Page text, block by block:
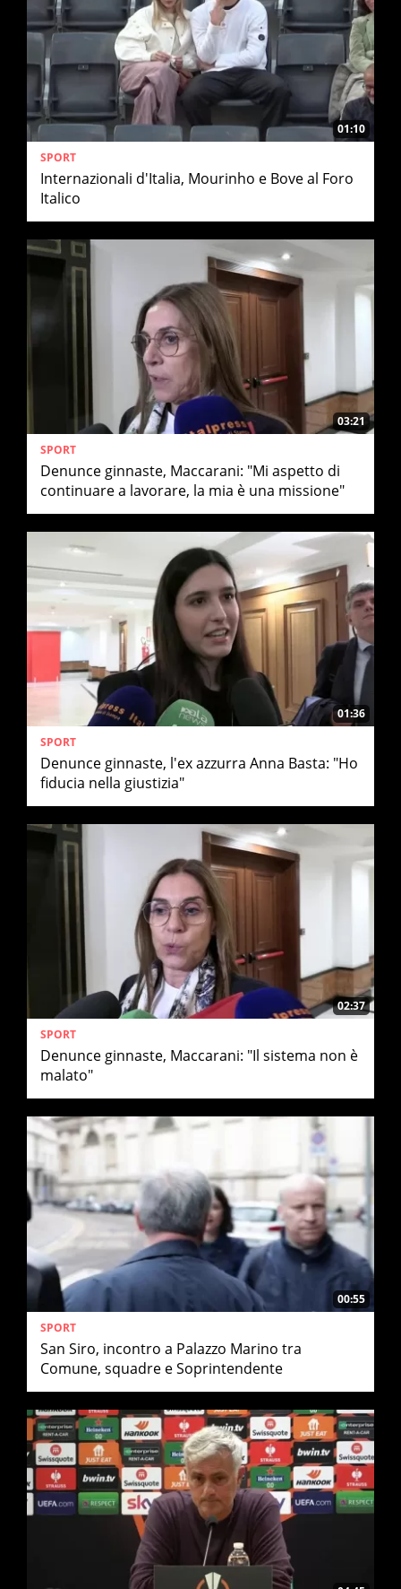
01:10
SPORT
Internazionali d'Italia, Mourinho e Bove al Foro
Italico
03:21
SPORT
Denunce ginnaste, Maccarani: "Mi aspetto di
continuare a lavorare, la mia è una missione"
01:36
SPORT
Denunce ginnaste, l'ex azzurra Anna Basta: "Ho
fiducia nella giustizia"
02:37
SPORT
Denunce ginnaste, Maccarani: "Il sistema non è
malato"
00:55
SPORT
San Siro, incontro a Palazzo Marino tra
Comune, squadre e Soprintendente